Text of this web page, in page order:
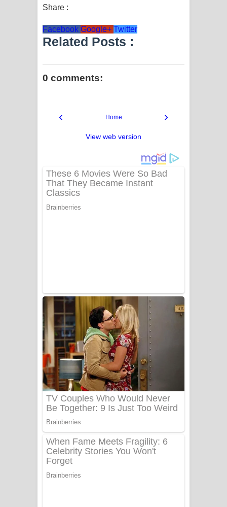
Share :
Facebook Google+ Twitter
Related Posts :
0 comments:
‹ ›
Home
View web version